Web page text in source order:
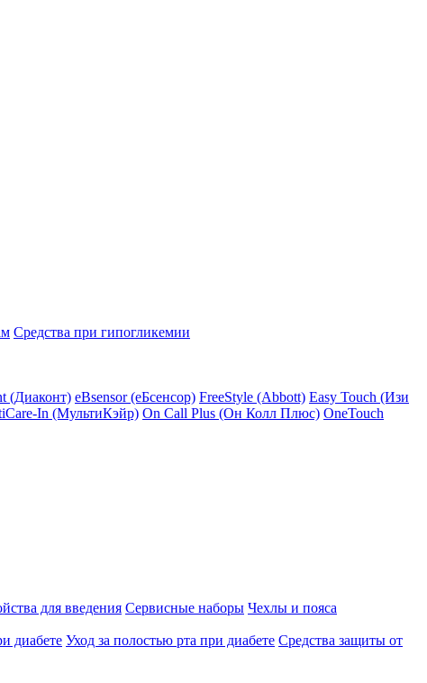
Средства при гипогликемии
(Диаконт) eBsensor (еБсенсор) FreeStyle (Abbott) Easy Touch (Изи
In (МультиКэйр) On Call Plus (Он Колл Плюс) OneTouch
для введения Сервисные наборы Чехлы и пояса
диабете Уход за полостью рта при диабете Средства защиты от